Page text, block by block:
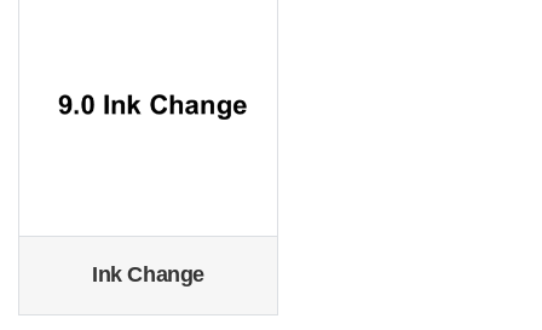
Ink Change